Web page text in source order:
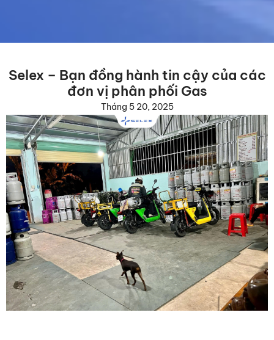
Selex – Bạn đồng hành tin cậy của các
đơn vị phân phối Gas
Tháng 5 20, 2025